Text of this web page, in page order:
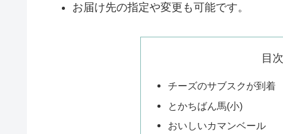
お届け先の指定や変更も可能です。
目次
チーズのサブスクが到着
とかちばん馬(小)
おいしいカマンベール